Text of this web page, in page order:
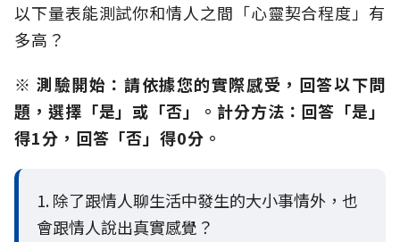
以下量表能測試你和情人之間「心靈契合程度」有
多高？
※ 測驗開始：請依據您的實際感受，回答以下問
題，選擇「是」或「否」。計分方法：回答「是」
得1分，回答「否」得0分。
1. 除了跟情人聊生活中發生的大小事情外，也
會跟情人說出真實感覺？